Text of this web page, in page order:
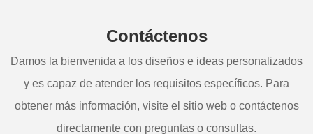
Contáctenos
Damos la bienvenida a los diseños e ideas personalizados
y es capaz de atender los requisitos específicos. Para
obtener más información, visite el sitio web o contáctenos
directamente con preguntas o consultas.